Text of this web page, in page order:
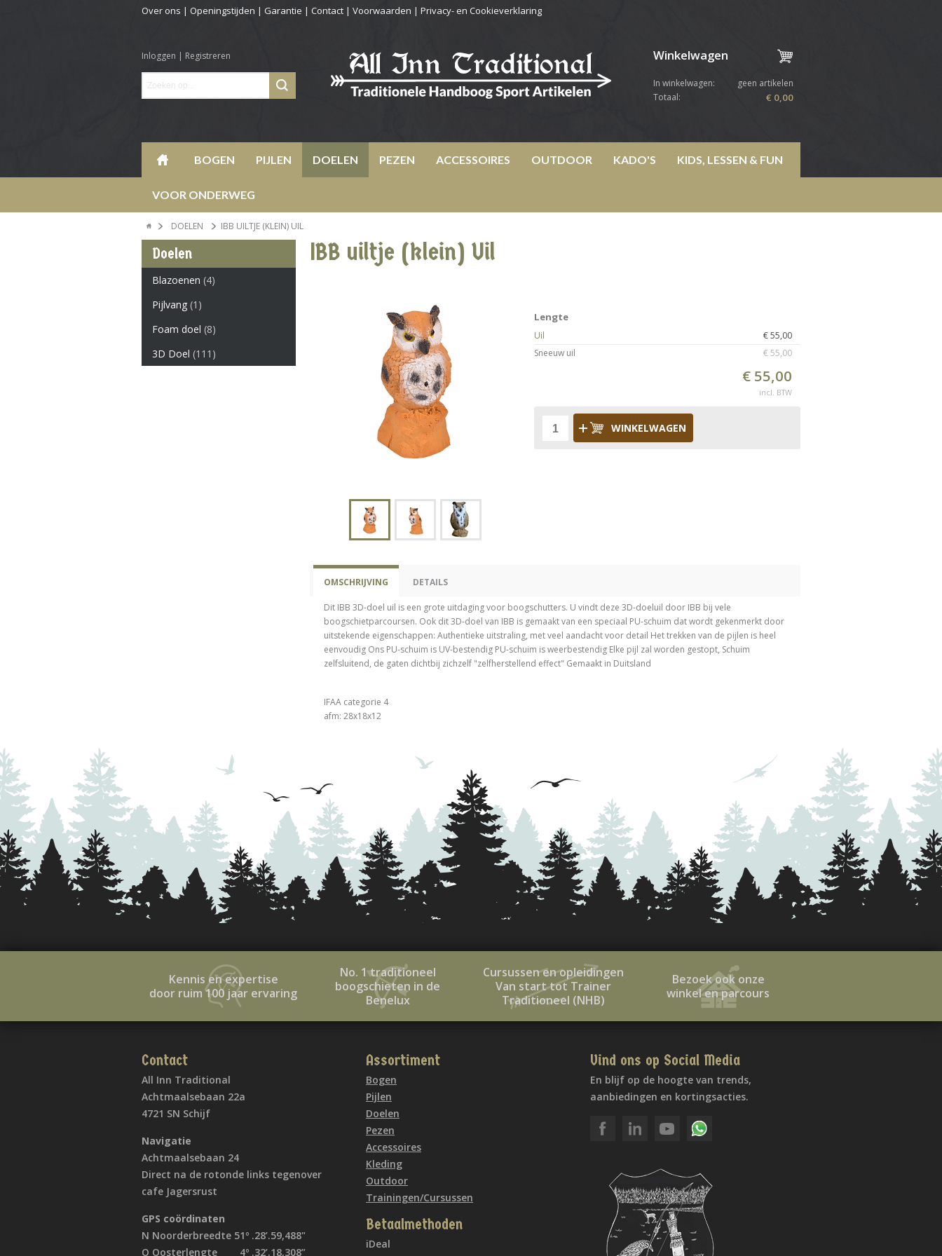
Over ons | Openingstijden | Garantie | Contact | Voorwaarden | Privacy- en Cookieverklaring
Inloggen | Registreren Winkelwagen
In winkelwagen:
geen artikelen
Totaal:
€ 0,00
BOGEN PIJLEN DOELEN PEZEN ACCESSOIRES OUTDOOR KADO'S KIDS, LESSEN & FUN
VOOR ONDERWEG
DOELEN IBB UILTJE (KLEIN) UIL
Doelen
Blazoenen (4)
Pijlvang (1)
Foam doel (8)
3D Doel (111)
IBB uiltje (klein) Uil
Lengte
Uil
€ 55,00
Sneeuw uil
€ 55,00
€ 55,00
incl. BTW
WINKELWAGEN
OMSCHRIJVING DETAILS
Dit IBB 3D-doel uil is een grote uitdaging voor boogschutters. U vindt deze 3D-doeluil door IBB bij vele
boogschietparcoursen. Ook dit 3D-doel van IBB is gemaakt van een speciaal PU-schuim dat wordt gekenmerkt door
uitstekende eigenschappen: Authentieke uitstraling, met veel aandacht voor detail Het trekken van de pijlen is heel
eenvoudig Ons PU-schuim is UV-bestendig PU-schuim is weerbestendig Elke pijl zal worden gestopt, Schuim
zelfsluitend, de gaten dichtbij zichzelf "zelfherstellend effect" Gemaakt in Duitsland
IFAA categorie 4
afm: 28x18x12
Kennis en expertise
door ruim 100 jaar ervaring
No. 1 traditioneel
boogschieten in de
Benelux
Cursussen en opleidingen
Van start tot Trainer
Traditioneel (NHB)
Bezoek ook onze
winkel en parcours
Contact
All Inn Traditional
Achtmaalsebaan 22a
4721 SN Schijf
Navigatie
Achtmaalsebaan 24
Direct na de rotonde links tegenover
cafe Jagersrust
GPS coördinaten
N Noorderbreedte 51º .28’.59,488"
O Oosterlengte 4º .32’.18,308”
Assortiment
Bogen
Pijlen
Doelen
Pezen
Accessoires
Kleding
Outdoor
Trainingen/Cursussen
Betaalmethoden
iDeal
Vind ons op Social Media
En blijf op de hoogte van trends,
aanbiedingen en kortingsacties.